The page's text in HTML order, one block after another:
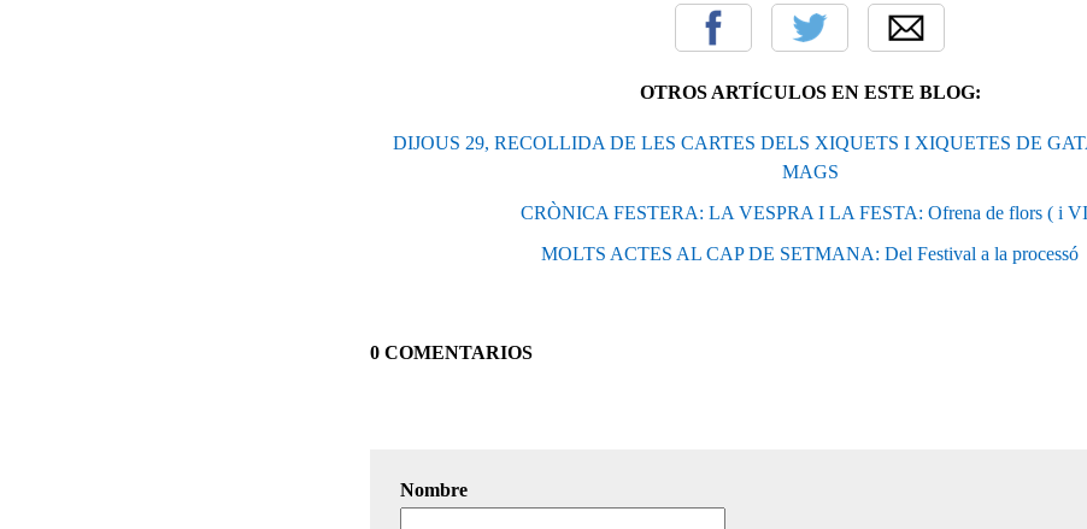
OTROS ARTÍCULOS EN ESTE BLOG:
DIJOUS 29, RECOLLIDA DE LES CARTES DELS XIQUETS I XIQUETES DE
MAGS
CRÒNICA FESTERA: LA VESPRA I LA FESTA: Ofrena de flors ( i
MOLTS ACTES AL CAP DE SETMANA: Del Festival a la processó
0 COMENTARIOS
Nombre